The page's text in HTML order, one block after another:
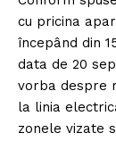
cu pricina
începând din
data de 20
vorba despre
la linia
zonele vizate